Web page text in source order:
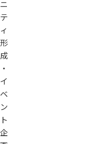
ニ
テ
ィ
形
成
・
イ
ベ
ン
ト
企